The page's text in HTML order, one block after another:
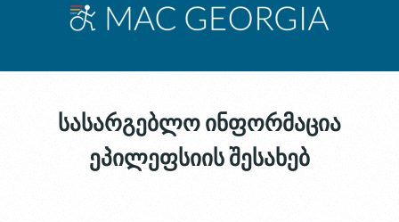
სასარგებლო ინფორმაცია
ეპილეფსიის შესახებ